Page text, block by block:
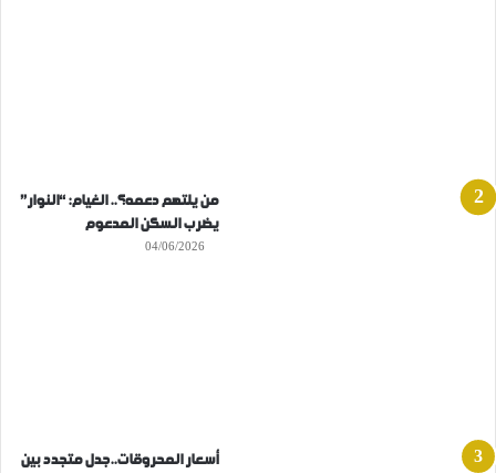
من يلتهم دعمه؟.. الغيام: “النوار”
يضرب السكن المدعوم
04/06/2026
أسعار المحروقات..جدل متجدد بين